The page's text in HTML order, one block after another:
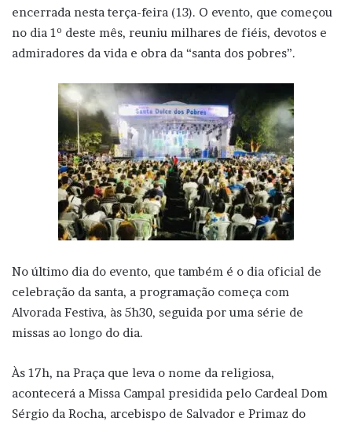
encerrada nesta terça-feira (13). O evento, que começou
no dia 1º deste mês, reuniu milhares de fiéis, devotos e
admiradores da vida e obra da “santa dos pobres”.
No último dia do evento, que também é o dia oficial de
celebração da santa, a programação começa com
Alvorada Festiva, às 5h30, seguida por uma série de
missas ao longo do dia.
Às 17h, na Praça que leva o nome da religiosa,
acontecerá a Missa Campal presidida pelo Cardeal Dom
Sérgio da Rocha, arcebispo de Salvador e Primaz do